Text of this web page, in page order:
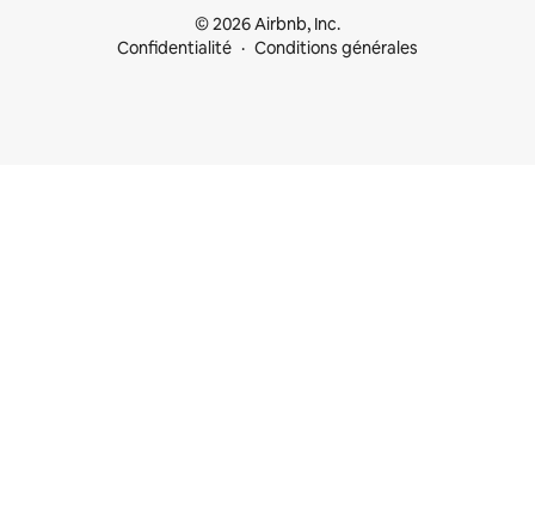
© 2026 Airbnb, Inc.
Confidentialité
Conditions générales